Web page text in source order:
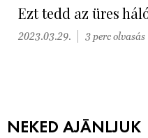
Ezt tedd az üres
2023.03.29. 3 perc olvasás
NEKED AJÁNLJUK